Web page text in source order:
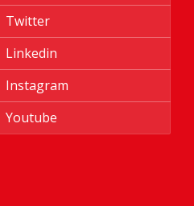
Twitter
Linkedin
Instagram
Youtube